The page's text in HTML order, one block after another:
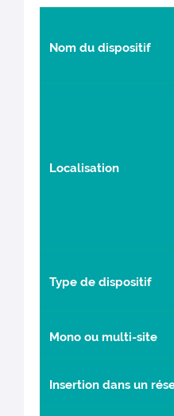
Nom du dispositif
Localisation
Type de dispositif
Mono ou multi-site
Insertion dans un